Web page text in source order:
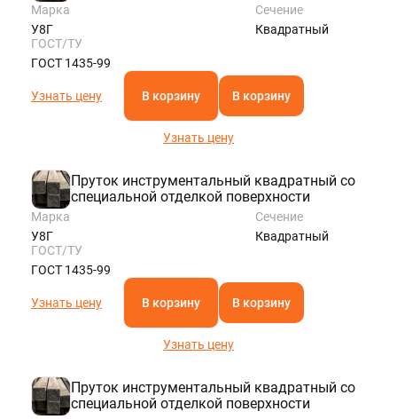
Марка
У8Г
Сечение
Квадратный
ГОСТ/ТУ
ГОСТ 1435-99
Узнать цену В корзину В корзину
Узнать цену
Пруток инструментальный квадратный со
специальной отделкой поверхности
Марка
У8Г
Сечение
Квадратный
ГОСТ/ТУ
ГОСТ 1435-99
Узнать цену В корзину В корзину
Узнать цену
Пруток инструментальный квадратный со
специальной отделкой поверхности